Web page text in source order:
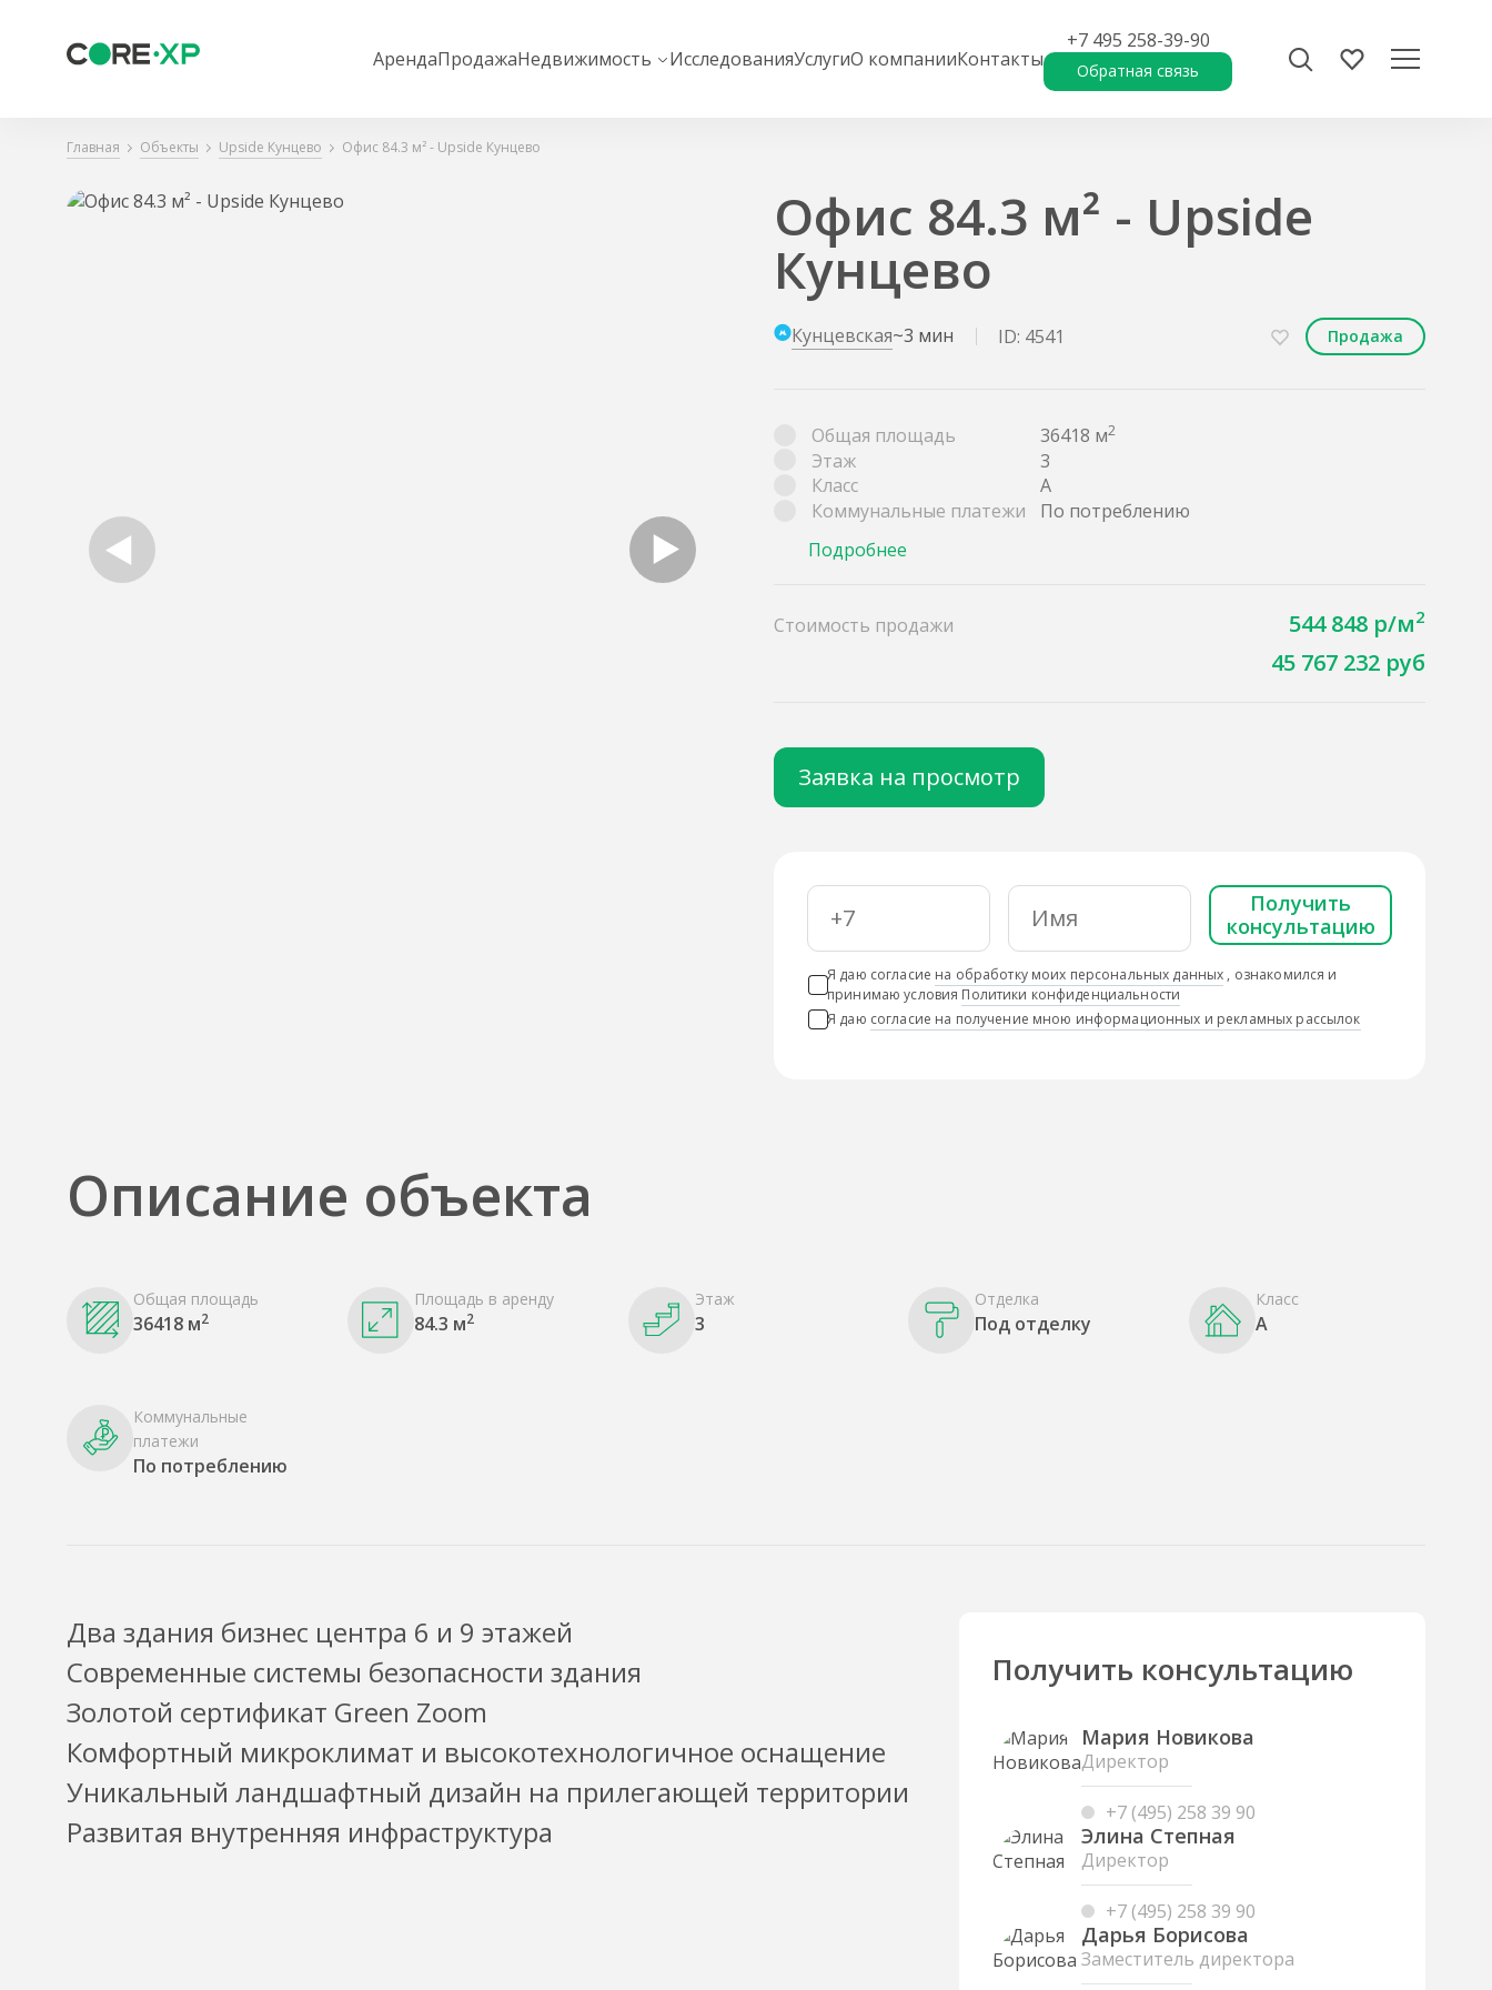
АрендаПродажаНедвижимость ИсследованияУслугиО компанииКонтакты
+7 495 258-39-90
Обратная связь
Главная Объекты Upside Кунцево Офис 84.3 м² - Upside Кунцево
Офис 84.3 м² - Upside
Кунцево
Кунцевская~3 мин ID: 4541 Продажа
Общая площадь 36418 м2
Этаж
3
Класс
A
Коммунальные платежи
По потреблению
Подробнее
Стоимость продажи 544 848 р/м2
45 767 232 руб
Заявка на просмотр
Получить
консультацию
Я даю согласие на обработку моих персональных данных , ознакомился и
принимаю условия Политики конфиденциальности
Я даю согласие на получение мною информационных и рекламных рассылок
Описание объекта
Общая площадь
36418 м2
Площадь в аренду
84.3 м2
Этаж
3
Отделка
Под отделку
Класс
A
Коммунальные
платежи
По потреблению
Два здания бизнес центра 6 и 9 этажей
Современные системы безопасности здания
Золотой сертификат Green Zoom
Комфортный микроклимат и высокотехнологичное оснащение
Уникальный ландшафтный дизайн на прилегающей территории
Развитая внутренняя инфраструктура
Получить консультацию
Мария Новикова
Директор
+7 (495) 258 39 90
Элина Степная
Директор
+7 (495) 258 39 90
Дарья Борисова
Заместитель директора